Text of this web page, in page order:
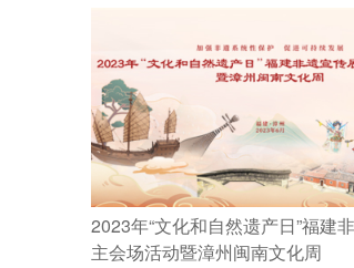
2023年“文化和自然遗产日”福建
主会场活动暨漳州闽南文化周